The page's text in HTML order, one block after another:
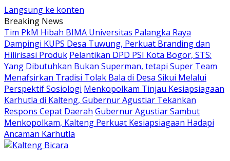
Langsung ke konten
Breaking News
Tim PkM Hibah BIMA Universitas Palangka Raya
Dampingi KUPS Desa Tuwung, Perkuat Branding dan
Hilirisasi Produk Pelantikan DPD PSI Kota Bogor, STS:
Yang Dibutuhkan Bukan Superman, tetapi Super Team
Menafsirkan Tradisi Tolak Bala di Desa Sikui Melalui
Perspektif Sosiologi Menkopolkam Tinjau Kesiapsiagaan
Karhutla di Kalteng, Gubernur Agustiar Tekankan
Respons Cepat Daerah Gubernur Agustiar Sambut
Menkopolkam, Kalteng Perkuat Kesiapsiagaan Hadapi
Ancaman Karhutla